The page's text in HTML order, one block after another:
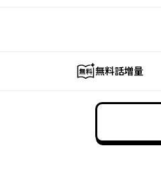
無料話増量